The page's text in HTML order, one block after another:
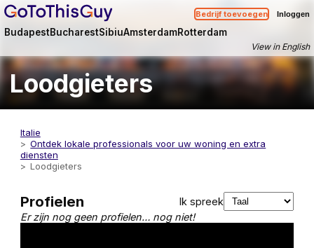
Bedrijf toevoegen Inloggen
BudapestBucharestSibiuAmsterdamRotterdam
View in English
Loodgieters
Italie
Ontdek lokale professionals voor uw woning en extra
diensten
Loodgieters
Profielen
Ik spreek
Er zijn nog geen profielen… nog niet!